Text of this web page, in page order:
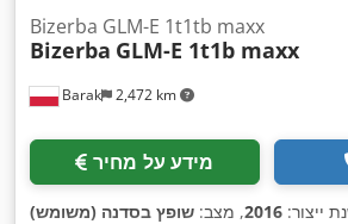
Barak 2,472 km
Bizerba GLM-E 1t1tb maxx
Bizerba GLM-E 1t1b maxx
מידע על מחיר
ייצור: 2016, מצב: שופץ בסדנה (משומש)